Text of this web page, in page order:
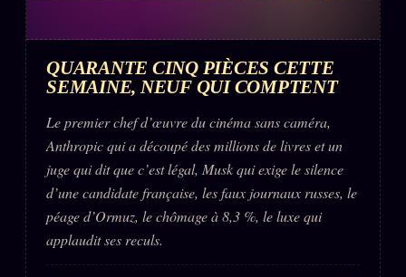
QUARANTE CINQ PIÈCES CETTE
SEMAINE, NEUF QUI COMPTENT
Le premier chef d’œuvre du cinéma sans caméra,
Anthropic qui a découpé des millions de livres et un
juge qui dit que c’est légal, Musk qui exige le silence
d’une candidate française, les faux journaux russes, le
péage d’Ormuz, le chômage à 8,3 %, le luxe qui
applaudit ses reculs.